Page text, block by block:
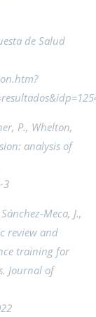
de Salud
P., Whelton,
analysis of
3
Meca, J.,
review and
training for
Journal of